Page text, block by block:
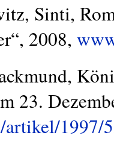
Sinti,
2008,
23.
1997/